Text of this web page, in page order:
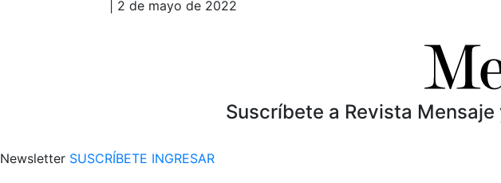
| 2 de mayo de 2022
Suscríbete a Revista
Newsletter SUSCRÍBETE INGRESAR